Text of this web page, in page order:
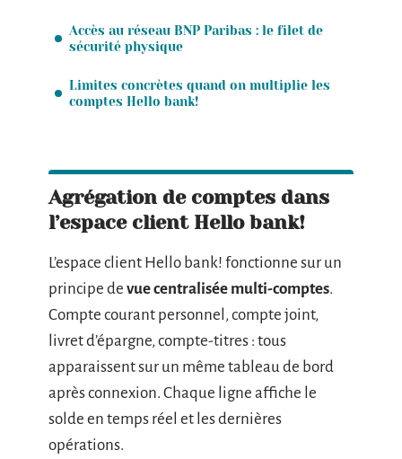
Accès au réseau BNP Paribas : le filet de
sécurité physique
Limites concrètes quand on multiplie les
comptes Hello bank!
Agrégation de comptes dans
l’espace client Hello bank!
L’espace client Hello bank! fonctionne sur un
principe de vue centralisée multi-comptes.
Compte courant personnel, compte joint,
livret d’épargne, compte-titres : tous
apparaissent sur un même tableau de bord
après connexion. Chaque ligne affiche le
solde en temps réel et les dernières
opérations.